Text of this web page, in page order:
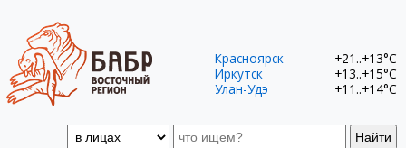
Найти
Красноярск
+21..+13°C
Иркутск
+13..+15°C
Улан-Удэ
+11..+14°C